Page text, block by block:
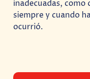
inadecuadas, como
siempre y cuando
ocurrió.